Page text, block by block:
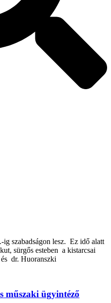
szabadságon lesz. Ez idő alatt
sürgős esteben a kistarcsai
dr. Huoranszki
műszaki ügyintéző